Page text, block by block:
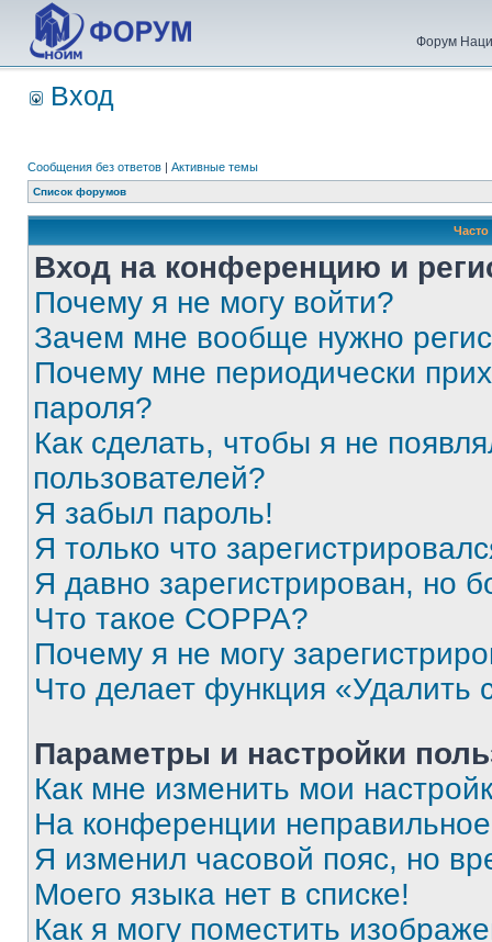
Форум
Вход
Сообщения без ответов | Активные темы
Список форумов
Вход на конференцию и
Почему я не могу войти?
Зачем мне вообще нужно
Почему мне периодически
пароля?
Как сделать, чтобы я не
пользователей?
Я забыл пароль!
Я только что
Я давно зарегистрирован, но
Что такое COPPA?
Почему я не могу
Что делает функция «Удалить
Параметры и настройки
Как мне изменить мои
На конференции
Я изменил часовой пояс, но
Моего языка нет в списке!
Как я могу поместить